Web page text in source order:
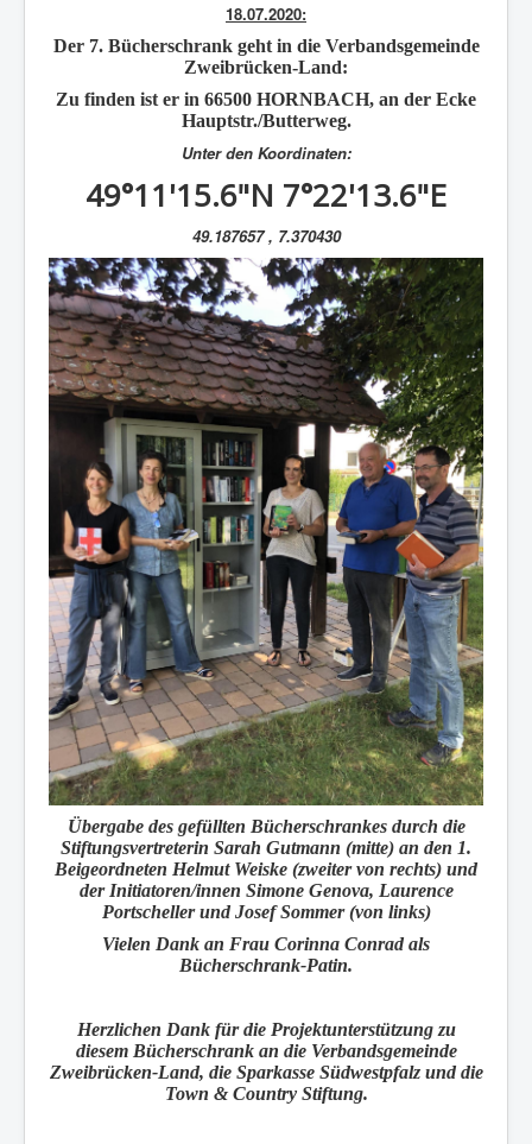
18.07.2020:
Der 7. Bücherschrankgeht in die Verbandsgemeinde
Zweibrücken-Land:
Zu finden ist er in 66500 HORNBACH, an der Ecke
Hauptstr./Butterweg.
Unter den Koordinaten:
49°11'15.6"N 7°22'13.6"E
49.187657 , 7.370430
Übergabe des gefüllten Bücherschrankes durch die
Stiftungsvertreterin Sarah Gutmann (mitte) an den 1.
Beigeordneten Helmut Weiske (zweiter von rechts) und
der Initiatoren/innen Simone Genova, Laurence
Portscheller und Josef Sommer (von links)
Vielen Dank an Frau Corinna Conrad als
Bücherschrank-Patin.
Herzlichen Dank für die Projektunterstützung zu
diesem Bücherschrank an die Verbandsgemeinde
Zweibrücken-Land, die Sparkasse Südwestpfalz und die
Town & Country Stiftung.